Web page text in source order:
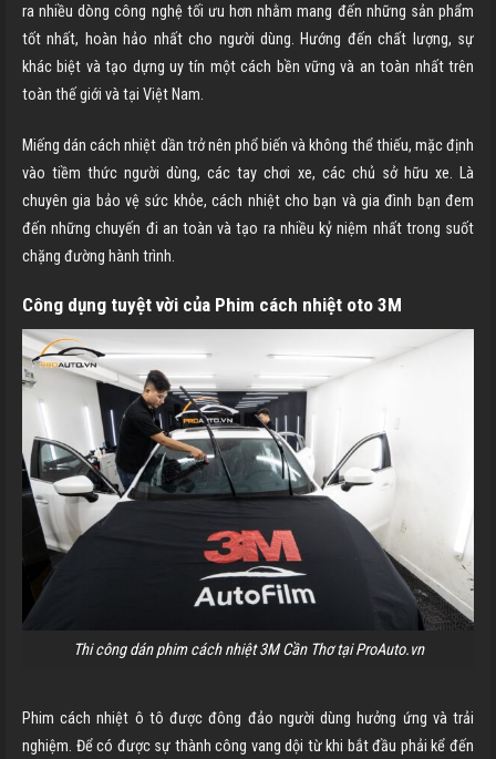
ra nhiều dòng công nghệ tối ưu hơn nhằm mang đến những sản phẩm
tốt nhất, hoàn hảo nhất cho người dùng. Hướng đến chất lượng, sự
khác biệt và tạo dựng uy tín một cách bền vững và an toàn nhất trên
toàn thế giới và tại Việt Nam.
Miếng dán cách nhiệt dần trở nên phổ biến và không thể thiếu, mặc định
vào tiềm thức người dùng, các tay chơi xe, các chủ sở hữu xe. Là
chuyên gia bảo vệ sức khỏe, cách nhiệt cho bạn và gia đình bạn đem
đến những chuyến đi an toàn và tạo ra nhiều kỷ niệm nhất trong suốt
chặng đường hành trình.
Công dụng tuyệt vời của Phim cách nhiệt oto 3M
Thi công dán phim cách nhiệt 3M Cần Thơ tại ProAuto.vn
Phim cách nhiệt ô tô được đông đảo người dùng hưởng ứng và trải
nghiệm. Để có được sự thành công vang dội từ khi bắt đầu phải kể đến